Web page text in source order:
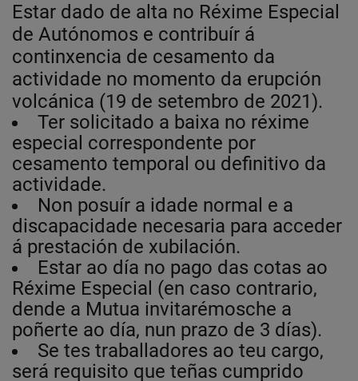
Estar dado de alta no Réxime Especial
de Autónomos e contribuír á
continxencia de cesamento da
actividade no momento da erupción
volcánica (19 de setembro de 2021).
Ter solicitado a baixa no réxime
especial correspondente por
cesamento temporal ou definitivo da
actividade.
Non posuír a idade normal e a
discapacidade necesaria para acceder
á prestación de xubilación.
Estar ao día no pago das cotas ao
Réxime Especial (en caso contrario,
dende a Mutua invitarémosche a
poñerte ao día, nun prazo de 3 días).
Se tes traballadores ao teu cargo,
será requisito que teñas cumprido